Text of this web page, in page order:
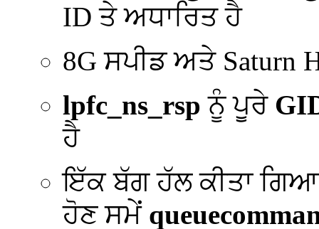
ID ਤੇ ਅਧਾਰਿਤ ਹੈ
8G ਸਪੀਡ ਅਤੇ Saturn
lpfc_ns_rsp ਨੂੰ ਪੂਰੇ
ਹੈ
ਇੱਕ ਬੱਗ ਹੱਲ ਕੀਤਾ
ਹੋਣ ਸਮੇਂ